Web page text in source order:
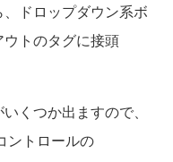
ドロップダウン系ボ
トのタグに接頭
くつか出ますので、
ントロールの